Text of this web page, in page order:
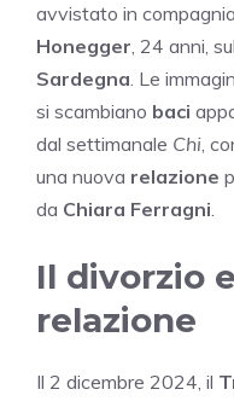
avvistato in
Honegger, 24 anni,
Sardegna. Le
si scambiano baci
dal settimanale Chi,
una nuova relazione
da Chiara Ferragni.
Il divorzio
relazione
Il 2 dicembre 2024, il